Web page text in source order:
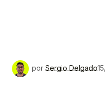
por Sergio Delgado